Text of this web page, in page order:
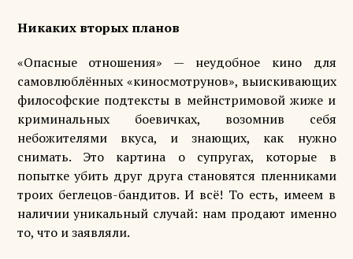
Никаких вторых планов
«Опасные отношения» — неудобное кино для
самовлюблённых «киносмотрунов», выискивающих
философские подтексты в мейнстримовой жиже и
криминальных боевичках, возомнив себя
небожителями вкуса, и знающих, как нужно
снимать. Это картина о супругах, которые в
попытке убить друг друга становятся пленниками
троих беглецов-бандитов. И всё! То есть, имеем в
наличии уникальный случай: нам продают именно
то, что и заявляли.